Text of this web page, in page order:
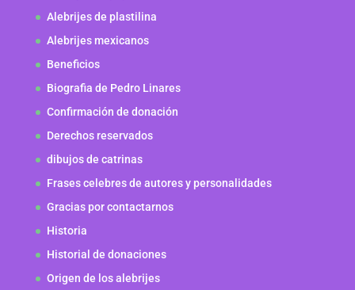
Alebrijes de plastilina
Alebrijes mexicanos
Beneficios
Biografia de Pedro Linares
Confirmación de donación
Derechos reservados
dibujos de catrinas
Frases celebres de autores y personalidades
Gracias por contactarnos
Historia
Historial de donaciones
Origen de los alebrijes